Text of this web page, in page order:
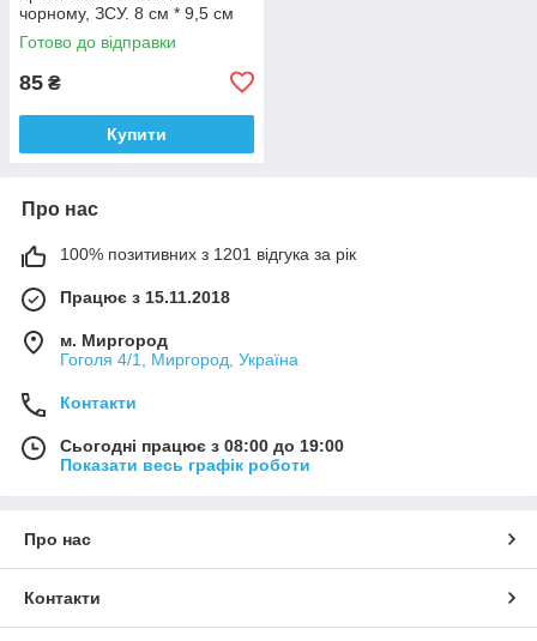
чорному, ЗСУ. 8 см * 9,5 см
Готово до відправки
85 ₴
Купити
Про нас
100% позитивних з 1201 відгука за рік
Працює з 15.11.2018
м. Миргород
Гоголя 4/1, Миргород, Україна
Контакти
Сьогодні працює з 08:00 до 19:00
Показати весь графік роботи
Про нас
Контакти